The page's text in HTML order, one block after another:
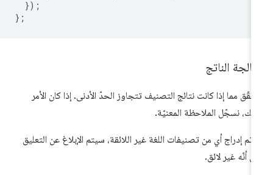
الناتج
مما إذا كانت نتائج التصنيف تتجاوز الحدّ الأدنى. إذا كان الأمر
نسجّل الملاحظة المعنيّة.
تم إدراج أي من تصنيفات اللغة غير اللائقة، سيتم الإبلاغ عن التعليق
أنّه غير لائق.